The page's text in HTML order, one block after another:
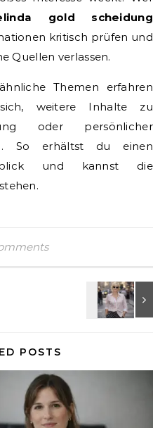
gold scheidung
kritisch prüfen und
Quellen verlassen.
Themen erfahren
weitere Inhalte zu
oder persönlicher
So erhältst du einen
und kannst die
POSTS